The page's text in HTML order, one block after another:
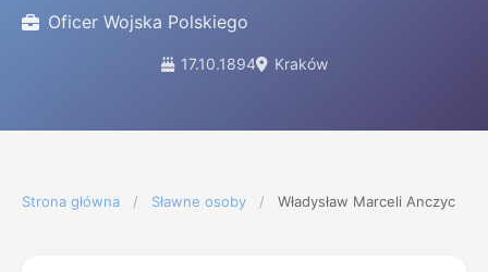
Oficer Wojska Polskiego
17.10.1894 Kraków
Strona główna / Sławne osoby / Władysław Marceli Anczyc